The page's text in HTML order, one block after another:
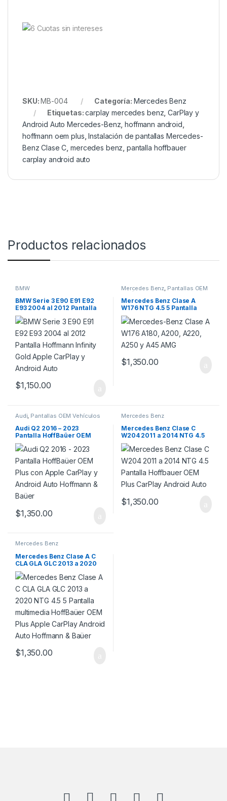
SKU:MB-004 Categoría: Mercedes Benz
Etiquetas:carplay mercedes benz ,CarPlay y
Android Auto Mercedes-Benz ,hoffmann android
hoffmann oem plus ,Instalación de pantallas Mercedes-
Benz Clase C ,mercedes benz pantalla hoffbauer
carplay android auto
Productos relacionados
BMW
BMW Serie 3 E90 E91 E92
E93 2004 al 2012 Pantalla
Hoffmann Infinity Gold
Apple CarPlay y Android
Auto
$1,150.00
Mercedes Benz Pantallas OEM
Vehículos de Alta Gama
Mercedes Benz Clase A
W176 NTG 4.5 5 Pantalla
multimedia HoffBaüer OEM
Plus Apple CarPlay Android
Auto Hoffmann & Baüer
$1,350.00
Audi, Pantallas OEM Vehículos
Audi Q2 2016 – 2023
Pantalla HoffBaüer OEM
Plus con Apple CarPlay y
Android Auto Hoffmann &
Baüer
$1,350.00
Mercedes Benz
Mercedes Benz Clase C
W204 2011 a 2014 NTG 4.5
Pantalla HoffBaüer OEM
Plus CarPlay Android Auto
$1,350.00
Mercedes Benz
Mercedes Benz Clase A C
CLA GLA GLC 2013 a 2020
NTG 4.5 5 Pantalla
multimedia HoffBaüer OEM
Plus Apple CarPlay Android
Auto Hoffmann & Baüer
$1,350.00